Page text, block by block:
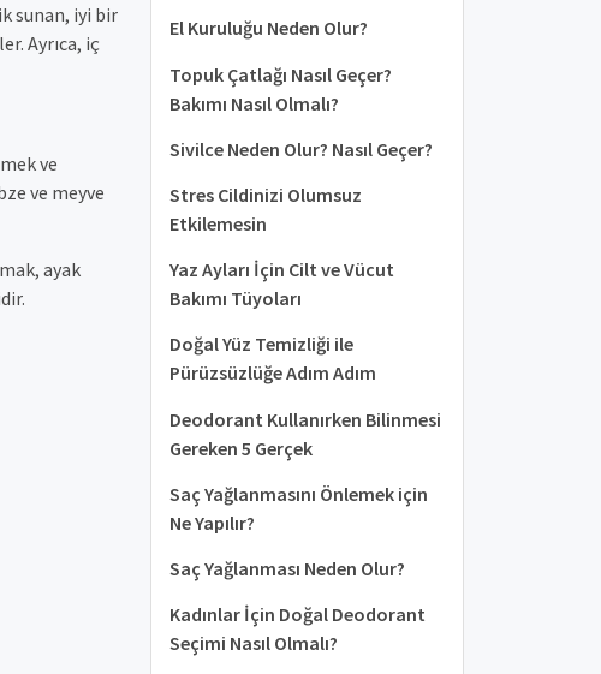
sunan, iyi bir
Ayrıca, iç
ve
ve meyve
ayak
El Kuruluğu Neden Olur?
Topuk Çatlağı Nasıl Geçer?
Bakımı Nasıl Olmalı?
Sivilce Neden Olur? Nasıl Geçer?
Stres Cildinizi Olumsuz
Etkilemesin
Yaz Ayları İçin Cilt ve Vücut
Bakımı Tüyoları
Doğal Yüz Temizliği ile
Pürüzsüzlüğe Adım Adım
Deodorant Kullanırken Bilinmesi
Gereken 5 Gerçek
Saç Yağlanmasını Önlemek için
Ne Yapılır?
Saç Yağlanması Neden Olur?
Kadınlar İçin Doğal Deodorant
Seçimi Nasıl Olmalı?